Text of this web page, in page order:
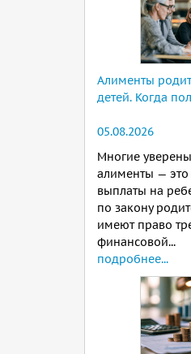
Алименты
детей. Когда
05.08.2026
Многие
алименты — это
выплаты на
по закону
имеют право
финансовой...
подробнее...